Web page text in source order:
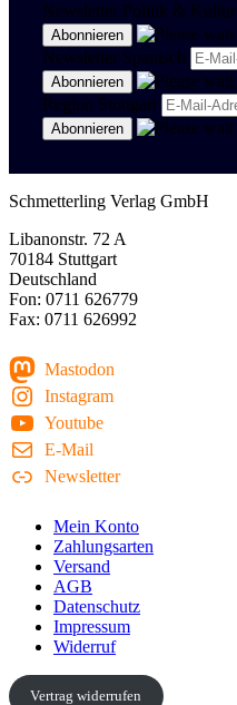
Newsletter Politik & Kultur
Newsletter Spanisch
Region Stuttgart
Schmetterling Verlag GmbH
Libanonstr. 72 A
70184 Stuttgart
Deutschland
Fon: 0711 626779
Fax: 0711 626992
Mastodon
Instagram
Youtube
E-Mail
Newsletter
Mein Konto
Zahlungsarten
Versand
AGB
Datenschutz
Impressum
Widerruf
Vertrag widerrufen